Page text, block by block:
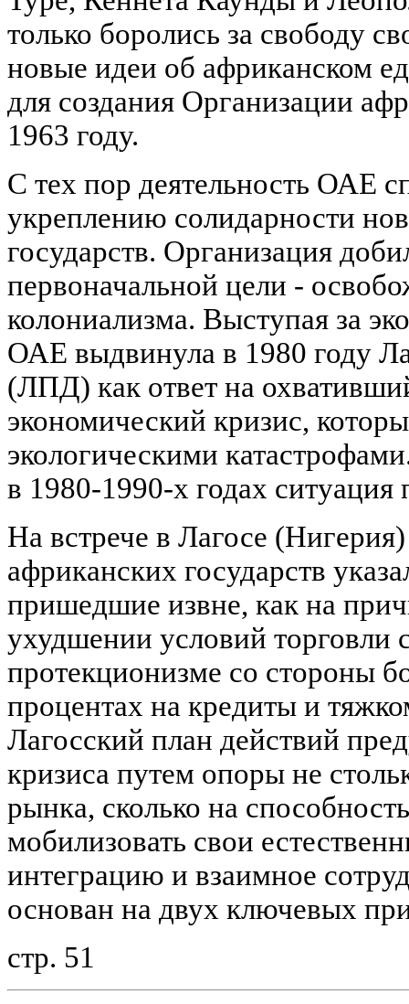
только боролись за свободу
новые идеи об африканском
для создания Организации
1963 году.
С тех пор деятельность ОАЕ
укреплению солидарности
государств. Организация
первоначальной цели -
колониализма. Выступая за
ОАЕ выдвинула в 1980 году
(ЛПД) как ответ на
экономический кризис,
экологическими
в 1980-1990-х годах ситуация
На встрече в Лагосе
африканских государств
пришедшие извне, как на
ухудшении условий
протекционизме со стороны
процентах на кредиты и
Лагосский план действий
кризиса путем опоры не
рынка, сколько на
мобилизовать свои
интеграцию и взаимное
основан на двух ключевых
стр. 51